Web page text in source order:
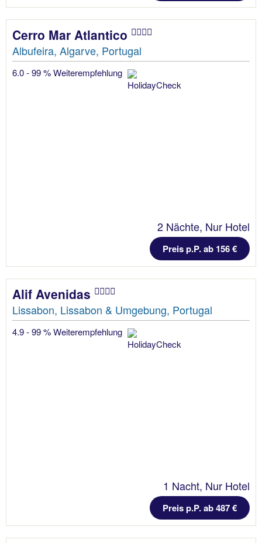
Cerro Mar Atlantico
Albufeira, Algarve, Portugal
6.0 - 99 % Weiterempfehlung
2 Nächte, Nur Hotel
Preis p.P. ab 156 €
Alif Avenidas
Lissabon, Lissabon & Umgebung, Portugal
4.9 - 99 % Weiterempfehlung
1 Nacht, Nur Hotel
Preis p.P. ab 487 €